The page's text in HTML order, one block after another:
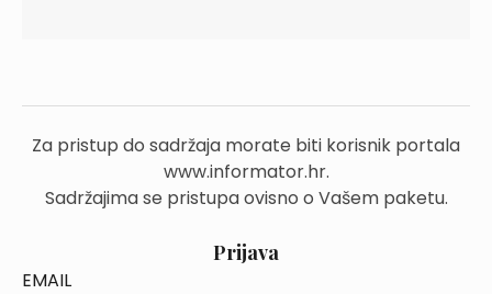
Za pristup do sadržaja morate biti korisnik portala
www.informator.hr.
Sadržajima se pristupa ovisno o Vašem paketu.
Prijava
EMAIL